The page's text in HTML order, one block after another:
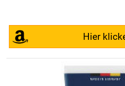
Hier